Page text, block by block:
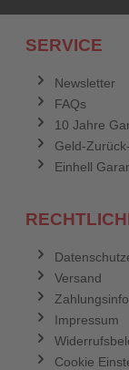
SERVICE
Newsletter
FAQs
10 Jahre
Geld-
Einhell
Versand
Impressum
Cookie